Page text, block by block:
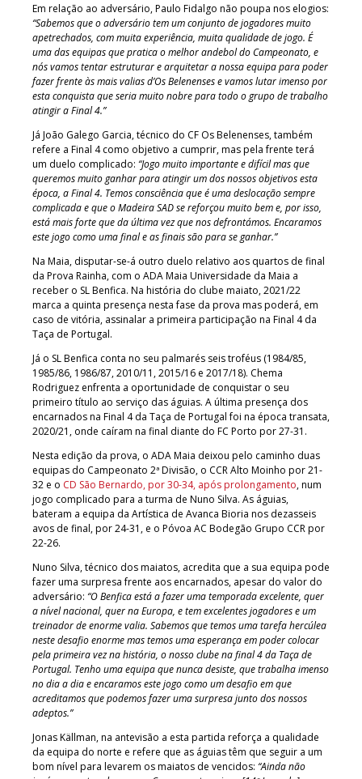
Em relação ao adversário, Paulo Fidalgo não poupa nos elogios:
“Sabemos que o adversário tem um conjunto de jogadores muito
apetrechados, com muita experiência, muita qualidade de jogo. É
uma das equipas que pratica o melhor andebol do Campeonato, e
nós vamos tentar estruturar e arquitetar a nossa equipa para poder
fazer frente às mais valias d’Os Belenenses e vamos lutar imenso por
esta conquista que seria muito nobre para todo o grupo de trabalho
atingir a Final 4.”
Já João Galego Garcia, técnico do CF Os Belenenses, também
refere a Final 4 como objetivo a cumprir, mas pela frente terá
um duelo complicado: “Jogo muito importante e difícil mas que
queremos muito ganhar para atingir um dos nossos objetivos esta
época, a Final 4. Temos consciência que é uma deslocação sempre
complicada e que o Madeira SAD se reforçou muito bem e, por isso,
está mais forte que da última vez que nos defrontámos. Encaramos
este jogo como uma final e as finais são para se ganhar.”
Na Maia, disputar-se-á outro duelo relativo aos quartos de final
da Prova Rainha, com o ADA Maia Universidade da Maia a
receber o SL Benfica. Na história do clube maiato, 2021/22
marca a quinta presença nesta fase da prova mas poderá, em
caso de vitória, assinalar a primeira participação na Final 4 da
Taça de Portugal.
Já o SL Benfica conta no seu palmarés seis troféus (1984/85,
1985/86, 1986/87, 2010/11, 2015/16 e 2017/18). Chema
Rodriguez enfrenta a oportunidade de conquistar o seu
primeiro título ao serviço das águias. A última presença dos
encarnados na Final 4 da Taça de Portugal foi na época transata,
2020/21, onde caíram na final diante do FC Porto por 27-31.
Nesta edição da prova, o ADA Maia deixou pelo caminho duas
equipas do Campeonato 2ª Divisão, o CCR Alto Moinho por 21-
32 e o CD São Bernardo, por 30-34, após prolongamento, num
jogo complicado para a turma de Nuno Silva. As águias,
bateram a equipa da Artística de Avanca Bioria nos dezasseis
avos de final, por 24-31, e o Póvoa AC Bodegão Grupo CCR por
22-26.
Nuno Silva, técnico dos maiatos, acredita que a sua equipa pode
fazer uma surpresa frente aos encarnados, apesar do valor do
adversário: “O Benfica está a fazer uma temporada excelente, quer
a nível nacional, quer na Europa, e tem excelentes jogadores e um
treinador de enorme valia. Sabemos que temos uma tarefa hercúlea
neste desafio enorme mas temos uma esperança em poder colocar
pela primeira vez na história, o nosso clube na final 4 da Taça de
Portugal. Tenho uma equipa que nunca desiste, que trabalha imenso
no dia a dia e encaramos este jogo como um desafio em que
acreditamos que podemos fazer uma surpresa junto dos nossos
adeptos.”
Jonas Källman, na antevisão a esta partida reforça a qualidade
da equipa do norte e refere que as águias têm que seguir a um
bom nível para levarem os maiatos de vencidos: “Ainda não